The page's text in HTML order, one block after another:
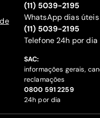
(11) 5039-2195
WhatsApp dias
(11) 5039-2195
‍Telefone 24h por dia
SAC:
informações gerais,
reclamações
‍0800 591 2259
24h por dia